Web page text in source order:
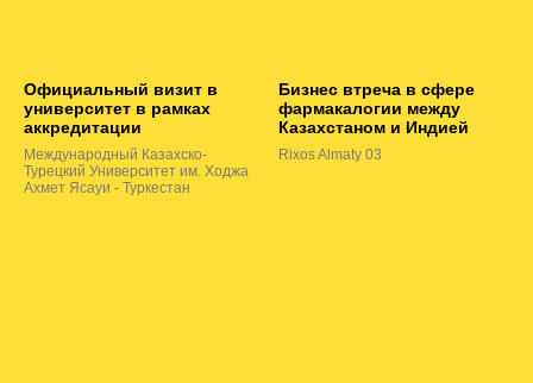
Официальный визит в
университет в рамках
аккредитации
Международный Казахско-
Турецкий Университет им. Ходжа
Ахмет Ясауи - Туркестан
Бизнес втреча в сфере
фармакалогии между
Казахстаном и Индией
Rixos Almaty 03